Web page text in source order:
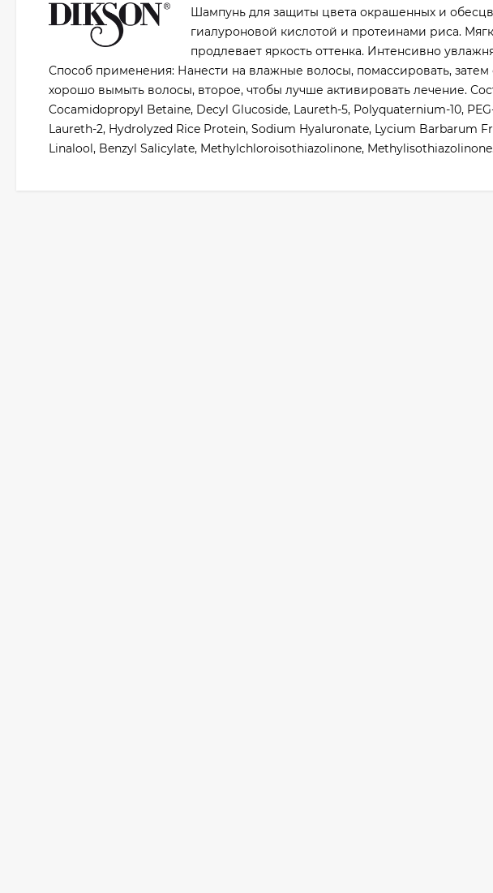
Шампунь для защиты цвета окрашенных и
гиалуроновой кислотой и протеинами риса.
продлевает яркость оттенка. Интенсивно
Способ применения: Нанести на влажные волосы, помассировать,
хорошо вымыть волосы, второе, чтобы лучше активировать лечение.
Cocamidopropyl Betaine, Decyl Glucoside, Laureth-5, Polyquaternium-10,
Laureth-2, Hydrolyzed Rice Protein, Sodium Hyaluronate, Lycium Barbarum
Linalool, Benzyl Salicylate, Methylchloroisothiazolinone,